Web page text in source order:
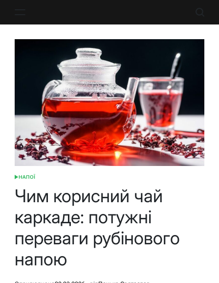
ОПУБЛІКУВАТИ
НАПОЇ
Чим корисний чай
каркаде: потужні
переваги рубінового
напою